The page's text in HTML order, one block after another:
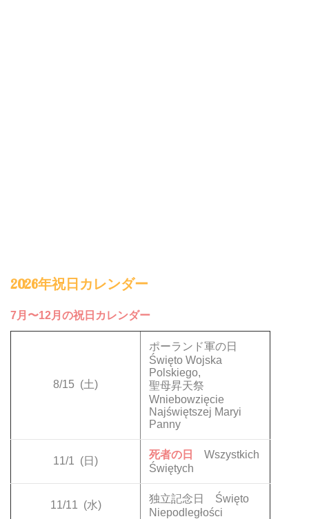
2026年祝日カレンダー
7月〜12月の祝日カレンダー
8/15 (土)
ポーランド軍の日
Święto Wojska
Polskiego,
聖母昇天祭
Wniebowzięcie
Najświętszej Maryi
Panny
11/1 (日)
死者の日
Wszystkich
Świętych
11/11 (水)
独立記念日 Święto
Niepodległości